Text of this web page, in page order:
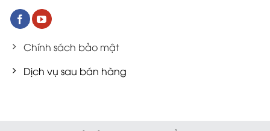
Chính sách bảo mật
Dịch vụ sau bán hàng